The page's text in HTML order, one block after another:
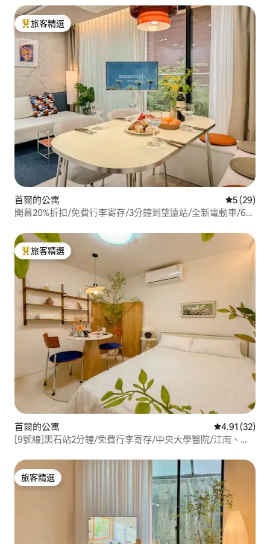
旅客精選榜首
旅客精選
首爾的公寓 從 29 則評
5 (29)
開幕20%折扣/免費行李寄存/3分鐘到望遠站/全新電動車/6
旅客精選榜首
旅客精選
首爾的公寓 從 32 則評價
4.91 (32)
[9號線]黑石站2分鐘/免費行李寄存/中央大學醫院/江南、明
旅客精選
旅客精選